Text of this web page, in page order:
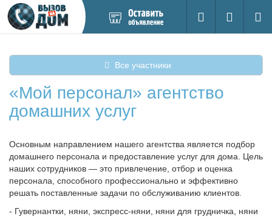
новое
Поиск
Вход на
Все участники
«Мой персонал» агентство
домашних услуг
Основным направлением нашего агентства является подбор
домашнего персонала и предоставление услуг для дома. Цель
наших сотрудников — это привлечение, отбор и оценка
персонала, способного профессионально и эффективно
решать поставленные задачи по обслуживанию клиентов.
- Гувернантки, няни, экспресс-няни, няни для грудничка, няни